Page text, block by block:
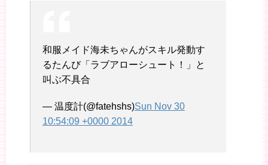
和服メイド海未ちゃんがスキル発動す
るたんび「ラブアローシュート！」と
叫ぶ不具合
— 温度計(@fatehshs)Sun Nov 30
10:54:09 +0000 2014